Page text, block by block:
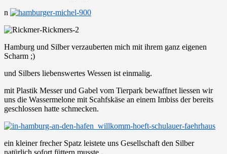
n
Hamburg und Silber verzauberten mich mit ihrem ganz eigenen
Scharm ;)
und Silbers liebenswertes Wessen ist einmalig.
mit Plastik Messer und Gabel vom Tierpark bewaffnet liessen wir
uns die Wassermelone mit Scahfskäse an einem Imbiss der bereits
geschlossen hatte schmecken.
ein kleiner frecher Spatz leistete uns Gesellschaft den Silber
natürlich sofort füttern musste .